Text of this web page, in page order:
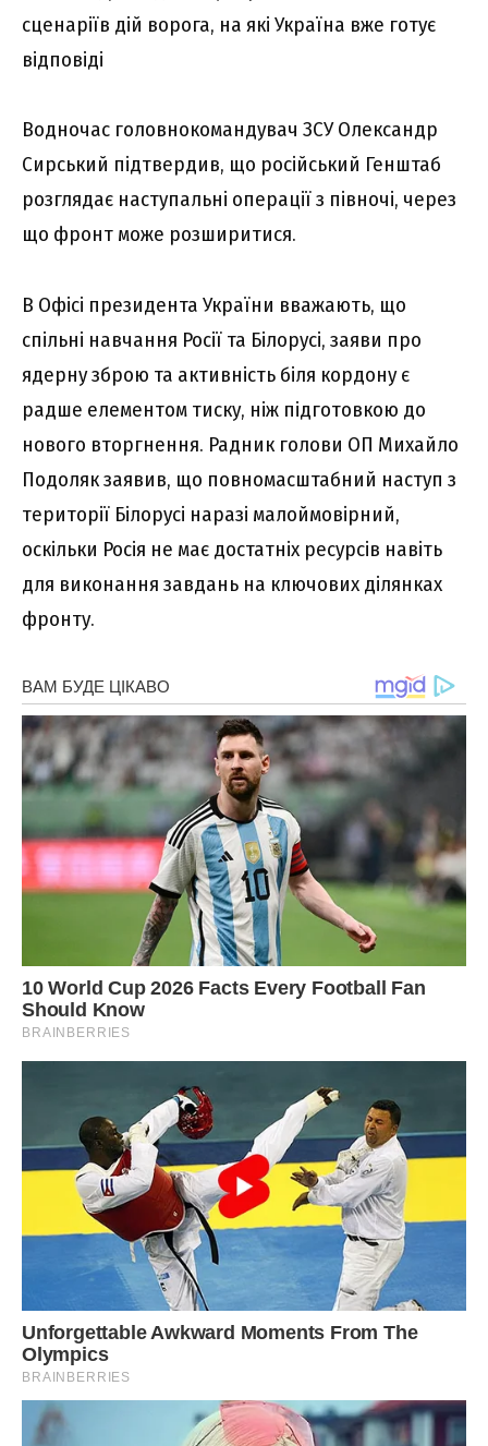
сценаріїв дій ворога, на які Україна вже готує
відповіді
Водночас головнокомандувач ЗСУ Олександр
Сирський підтвердив, що російський Генштаб
розглядає наступальні операції з півночі, через
що фронт може розширитися.
В Офісі президента України вважають, що
спільні навчання Росії та Білорусі, заяви про
ядерну зброю та активність біля кордону є
радше елементом тиску, ніж підготовкою до
нового вторгнення. Радник голови ОП Михайло
Подоляк заявив, що повномасштабний наступ з
території Білорусі наразі малоймовірний,
оскільки Росія не має достатніх ресурсів навіть
для виконання завдань на ключових ділянках
фронту.